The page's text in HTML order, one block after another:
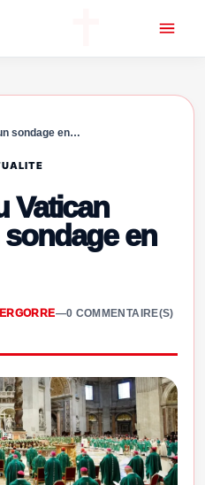
sondage en…
Vatican
en
—0 COMMENTAIRE(S)